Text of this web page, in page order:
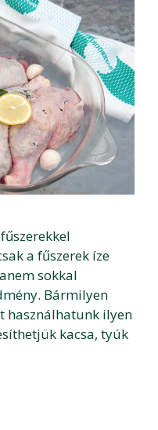
a fűszerek íze
sokkal
Bármilyen
használhatunk ilyen
kacsa, tyúk